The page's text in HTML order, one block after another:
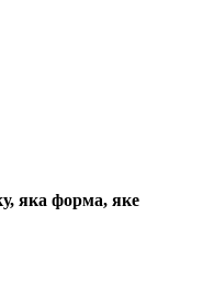
яка форма, яке